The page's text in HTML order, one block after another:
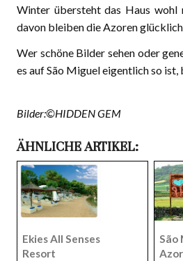
Winter übersteht das Haus wohl
davon bleiben die Azoren
Wer schöne Bilder sehen oder
es auf São Miguel eigentlich so
Bilder:©HIDDEN GEM
ÄHNLICHE ARTIKEL:
Ekies All Senses
Resort
São